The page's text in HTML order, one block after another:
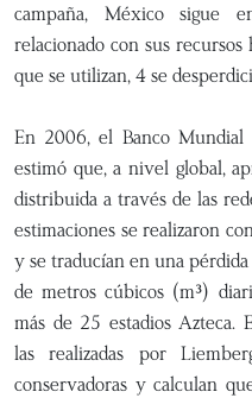
campaña, México sigue
relacionado con sus
que se utilizan, 4 se
En 2006, el Banco
estimó que, a nivel global,
distribuida a través de las
estimaciones se realizaron
y se traducían en una
de metros cúbicos (m³)
más de 25 estadios Azteca.
las realizadas por
conservadoras y calculan